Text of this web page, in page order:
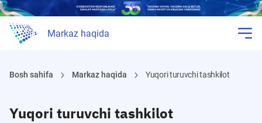
Markaz haqida
Bosh sahifa Markaz haqida Yuqori turuvchi tashkilot
Yuqori turuvchi tashkilot